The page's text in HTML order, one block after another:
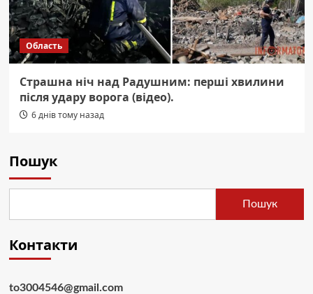
Область
Страшна ніч над Радушним: перші хвилини
після удару ворога (відео).
6 днів тому назад
Пошук
Пошук
Контакти
to3004546@gmail.com